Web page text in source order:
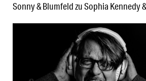
Sonny & Blumfeld zu Sophia Kennedy